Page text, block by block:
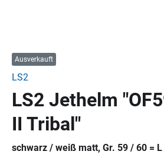
Ausverkauft
LS2
LS2 Jethelm
II Tribal"
schwarz / weiß matt, Gr. 59 / 60 = L